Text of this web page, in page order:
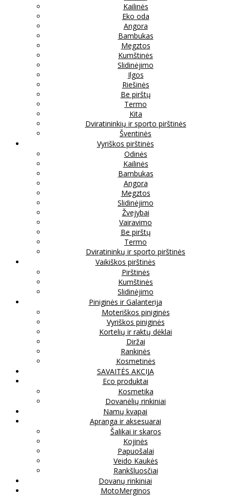
Kailinės
Eko oda
Angora
Bambukas
Megztos
Kumštinės
Slidinėjimo
Ilgos
Riešinės
Be pirštų
Termo
Kita
Dviratininkių ir sporto pirštinės
Šventinės
Vyriškos pirštinės
Odinės
Kailinės
Bambukas
Angora
Megztos
Slidinėjimo
Žvejybai
Vairavimo
Be pirštų
Termo
Dviratininkų ir sporto pirštinės
Vaikiškos pirštinės
Pirštinės
Kumštinės
Slidinėjimo
Piniginės ir Galanterija
Moteriškos piniginės
Vyriškos piniginės
Kortelių ir raktų dėklai
Diržai
Rankinės
Kosmetinės
SAVAITĖS AKCIJA
Eco produktai
Kosmetika
Dovanėlių rinkiniai
Namų kvapai
Apranga ir aksesuarai
Šalikai ir skaros
Kojinės
Papuošalai
Veido Kaukės
Rankšluosčiai
Dovanų rinkiniai
MotoMerginos